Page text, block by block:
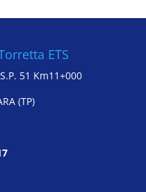
ETS
51 Km11+000
(TP)